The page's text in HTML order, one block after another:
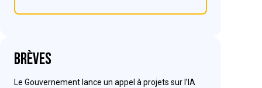
Brèves
Le Gouvernement lance un appel à projets sur l’IA